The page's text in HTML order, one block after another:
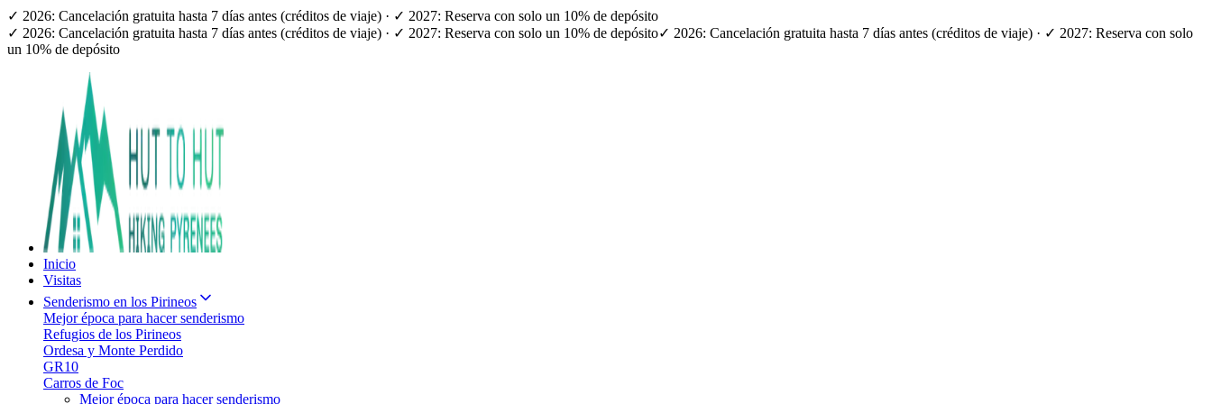
✓ 2026: Cancelación gratuita hasta 7 días antes (créditos de viaje) · ✓ 2027: Reserva con solo un 10% de depósito
✓ 2026: Cancelación gratuita hasta 7 días antes (créditos de viaje) · ✓ 2027: Reserva con solo un 10% de depósito✓ 2026: Cancelación gratuita hasta 7 días antes (créditos de viaje) · ✓ 2027: Reserva con solo
un 10% de depósito
Inicio
Visitas
Senderismo en los Pirineos
Mejor época para hacer senderismo
Refugios de los Pirineos
Ordesa y Monte Perdido
GR10
Carros de Foc
Mejor época para hacer senderismo